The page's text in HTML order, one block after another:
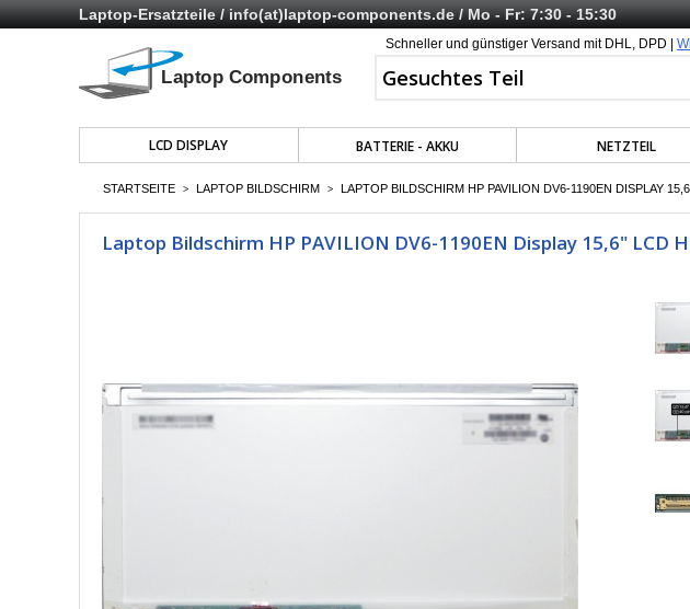
Laptop-Ersatzteile /info(at)laptop-components.de/ Mo - Fr: 7:30 - 15:30
Schneller und günstiger Versand mit DHL, DPD |
LCD DISPLAY BATTERIE - AKKU NETZTEIL
STARTSEITE > LAPTOP BILDSCHIRM > LAPTOP BILDSCHIRM HP PAVILION DV6-1190EN DISPLAY
Laptop Bildschirm HP PAVILION DV6-1190EN Display 15,6" LCD